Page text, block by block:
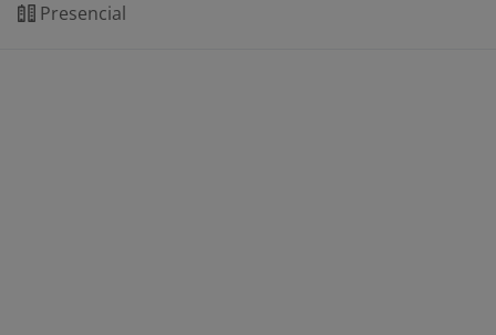
Presencial